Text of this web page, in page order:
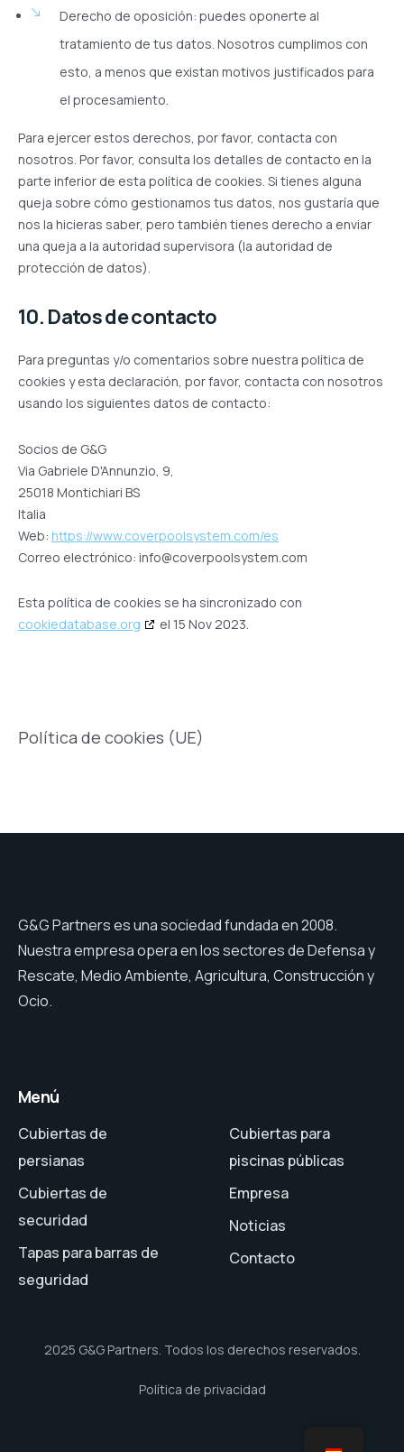
Derecho de oposición: puedes oponerte al
tratamiento de tus datos. Nosotros cumplimos con
esto, a menos que existan motivos justificados para
el procesamiento.
Para ejercer estos derechos, por favor, contacta con
nosotros. Por favor, consulta los detalles de contacto en la
parte inferior de esta política de cookies. Si tienes alguna
queja sobre cómo gestionamos tus datos, nos gustaría que
nos la hicieras saber, pero también tienes derecho a enviar
una queja a la autoridad supervisora (la autoridad de
protección de datos).
10. Datos de contacto
Para preguntas y/o comentarios sobre nuestra política de
cookies y esta declaración, por favor, contacta con nosotros
usando los siguientes datos de contacto:
Socios de G&G
Via Gabriele D'Annunzio, 9,
25018 Montichiari BS
Italia
Web: https://www.coverpoolsystem.com/es
Correo electrónico: info@coverpoolsystem.com
Esta política de cookies se ha sincronizado con
cookiedatabase.org
el 15 Nov 2023.
Política de cookies (UE)
G&G Partners es una sociedad fundada en 2008.
Nuestra empresa opera en los sectores de Defensa y
Rescate, Medio Ambiente, Agricultura, Construcción y
Ocio.
Menú
Cubiertas de
persianas
Cubiertas de
securidad
Tapas para barras de
seguridad
Cubiertas para
piscinas públicas
Empresa
Noticias
Contacto
2025 G&G Partners. Todos los derechos reservados.
Política de privacidad